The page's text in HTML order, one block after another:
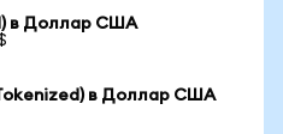
в Доллар США
в Доллар США